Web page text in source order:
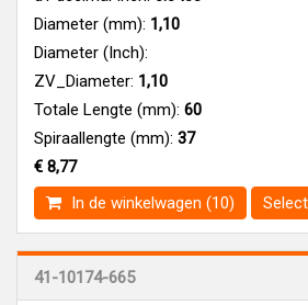
Diameter (mm): 1,10
Diameter (Inch):
ZV_Diameter: 1,10
Totale Lengte (mm): 60
Spiraallengte (mm): 37
€ 8,77
In de winkelwagen (10)
41-10174-665